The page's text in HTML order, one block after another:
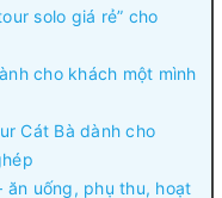
solo giá rẻ” cho
cho khách một mình
Cát Bà dành cho
ăn uống, phụ thu, hoạt